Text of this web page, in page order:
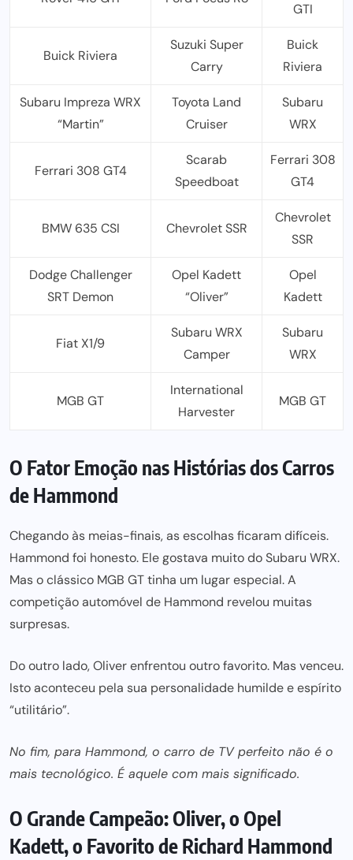
GTI
Buick Riviera
Suzuki Super
Carry
Buick
Riviera
Subaru Impreza WRX
“Martin”
Toyota Land
Cruiser
Subaru
WRX
Ferrari 308 GT4
Scarab
Speedboat
Ferrari 308
GT4
BMW 635 CSI Chevrolet SSR
Chevrolet
SSR
Dodge Challenger
SRT Demon
Opel Kadett
“Oliver”
Opel
Kadett
Fiat X1/9
Subaru WRX
Camper
Subaru
WRX
MGB GT
International
Harvester
MGB GT
O Fator Emoção nas Histórias dos Carros
de Hammond
Chegando às meias-finais, as escolhas ficaram difíceis.
Hammond foi honesto. Ele gostava muito do Subaru WRX.
Mas o clássico MGB GT tinha um lugar especial. A
competição automóvel de Hammond revelou muitas
surpresas.
Do outro lado, Oliver enfrentou outro favorito. Mas venceu.
Isto aconteceu pela sua personalidade humilde e espírito
“utilitário”.
No fim, para Hammond, o carro de TV perfeito não é o
mais tecnológico. É aquele com mais significado.
O Grande Campeão: Oliver, o Opel
Kadett, o Favorito de Richard Hammond